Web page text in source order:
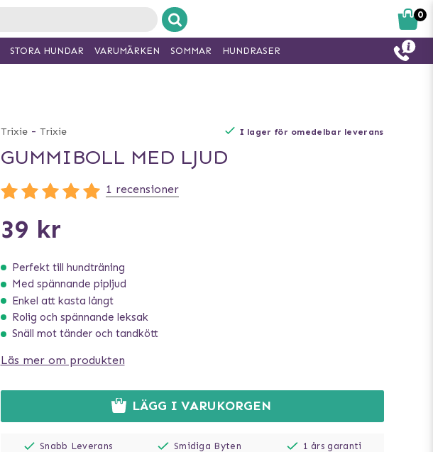
Trixie - Trixie I lager för omedelbar leverans
GUMMIBOLL MED LJUD
1 recensioner
39 kr
Perfekt till hundträning
Med spännande pipljud
Enkel att kasta långt
Rolig och spännande leksak
Snäll mot tänder och tandkött
Läs mer om produkten
LÄGG I VARUKORGEN
Snabb Leverans Smidiga Byten 1 års garanti
0
STORA HUNDAR VARUMÄRKEN SOMMAR HUNDRASER